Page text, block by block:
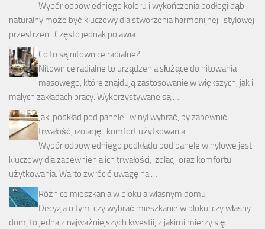
Wybór odpowiedniego koloru i wykończenia podłogi dąb
naturalny może być kluczowy dla stworzenia harmonijnej i stylowej
przestrzeni. Często jednak pojawia …
Co to są nitownice radialne?
Nitownice radialne to urządzenia służące do nitowania
masowego, które znajdują zastosowanie w większych, jak i
małych zakładach pracy. Wykorzystywane są …
Jaki podkład pod panele i winyl wybrać, by zapewnić
trwałość, izolację i komfort użytkowania
Wybór odpowiedniego podkładu pod panele winylowe jest
kluczowy dla zapewnienia ich trwałości, izolacji oraz komfortu
użytkowania. Warto zwrócić uwagę na …
Różnice mieszkania w bloku a własnym domu
Decyzja o tym, czy wybrać mieszkanie w bloku, czy własny
dom, to jedna z najważniejszych kwestii, z jakimi mierzy się …